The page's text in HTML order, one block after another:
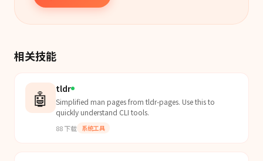
相关技能
🤖 tldr
Simplified man pages from tldr-pages. Use this to
quickly understand CLI tools.
88下载 系统工具